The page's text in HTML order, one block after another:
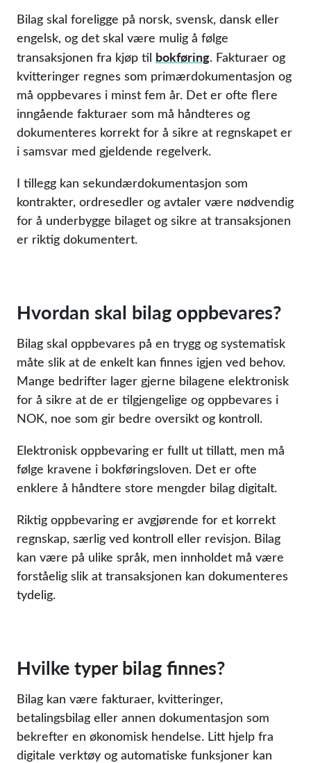
Bilag skal foreligge på norsk, svensk, dansk eller
engelsk, og det skal være mulig å følge
transaksjonen fra kjøp til bokføring. Fakturaer og
kvitteringer regnes som primærdokumentasjon og
må oppbevares i minst fem år. Det er ofte flere
inngående fakturaer som må håndteres og
dokumenteres korrekt for å sikre at regnskapet er
i samsvar med gjeldende regelverk.
I tillegg kan sekundærdokumentasjon som
kontrakter, ordresedler og avtaler være nødvendig
for å underbygge bilaget og sikre at transaksjonen
er riktig dokumentert.
Hvordan skal bilag oppbevares?
Bilag skal oppbevares på en trygg og systematisk
måte slik at de enkelt kan finnes igjen ved behov.
Mange bedrifter lager gjerne bilagene elektronisk
for å sikre at de er tilgjengelige og oppbevares i
NOK, noe som gir bedre oversikt og kontroll.
Elektronisk oppbevaring er fullt ut tillatt, men må
følge kravene i bokføringsloven. Det er ofte
enklere å håndtere store mengder bilag digitalt.
Riktig oppbevaring er avgjørende for et korrekt
regnskap, særlig ved kontroll eller revisjon. Bilag
kan være på ulike språk, men innholdet må være
forståelig slik at transaksjonen kan dokumenteres
tydelig.
Hvilke typer bilag finnes?
Bilag kan være fakturaer, kvitteringer,
betalingsbilag eller annen dokumentasjon som
bekrefter en økonomisk hendelse. Litt hjelp fra
digitale verktøy og automatiske funksjoner kan